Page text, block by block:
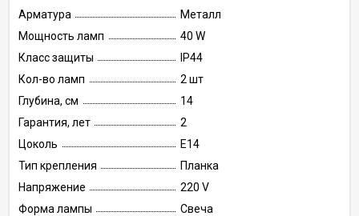
Арматура
Металл
Мощность ламп
40 W
Класс защиты
IP44
Кол-во ламп
2 шт
Глубина, см
14
Гарантия, лет
2
Цоколь
E14
Тип крепления
Планка
Напряжение
220 V
Форма лампы
Свеча